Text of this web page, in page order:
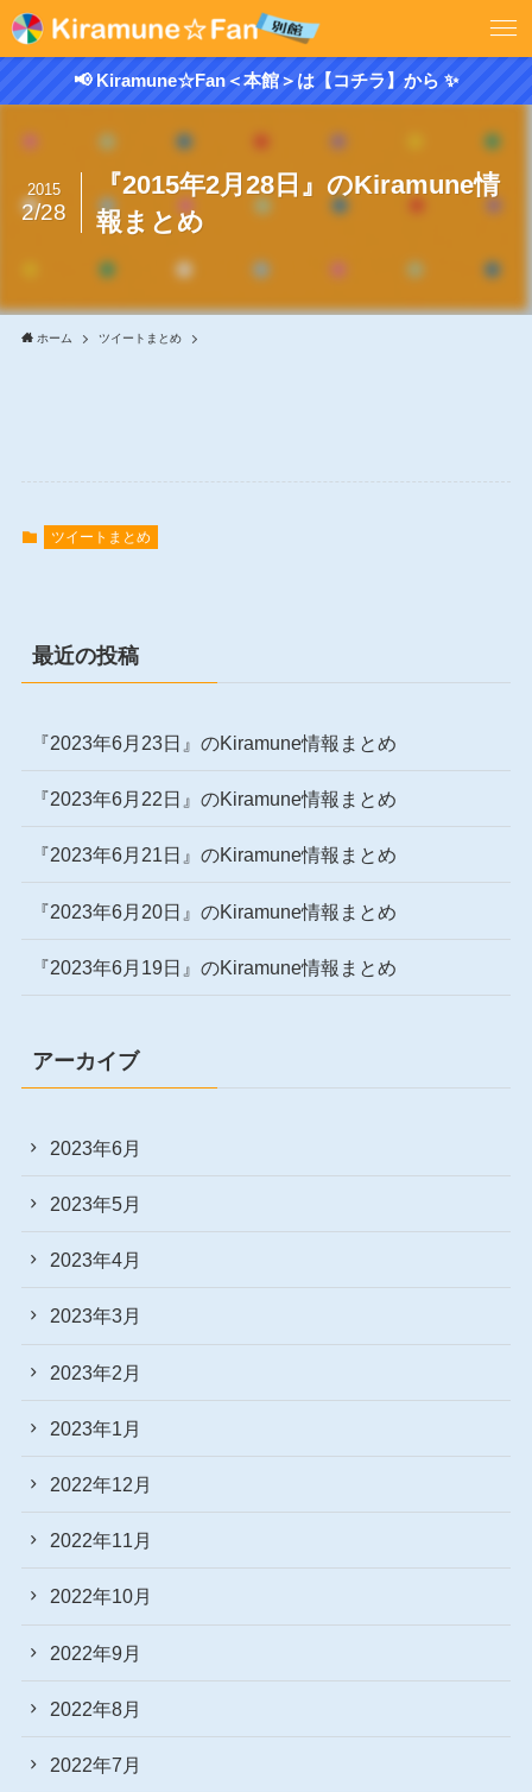
📢 Kiramune☆Fan＜本館＞は【コチラ】から ✨
『2015年2月28日』のKiramune情
報まとめ
2015
2/28
ホーム ツイートまとめ
ツイートまとめ
最近の投稿
『2023年6月23日』のKiramune情報まとめ
『2023年6月22日』のKiramune情報まとめ
『2023年6月21日』のKiramune情報まとめ
『2023年6月20日』のKiramune情報まとめ
『2023年6月19日』のKiramune情報まとめ
アーカイブ
2023年6月
2023年5月
2023年4月
2023年3月
2023年2月
2023年1月
2022年12月
2022年11月
2022年10月
2022年9月
2022年8月
2022年7月